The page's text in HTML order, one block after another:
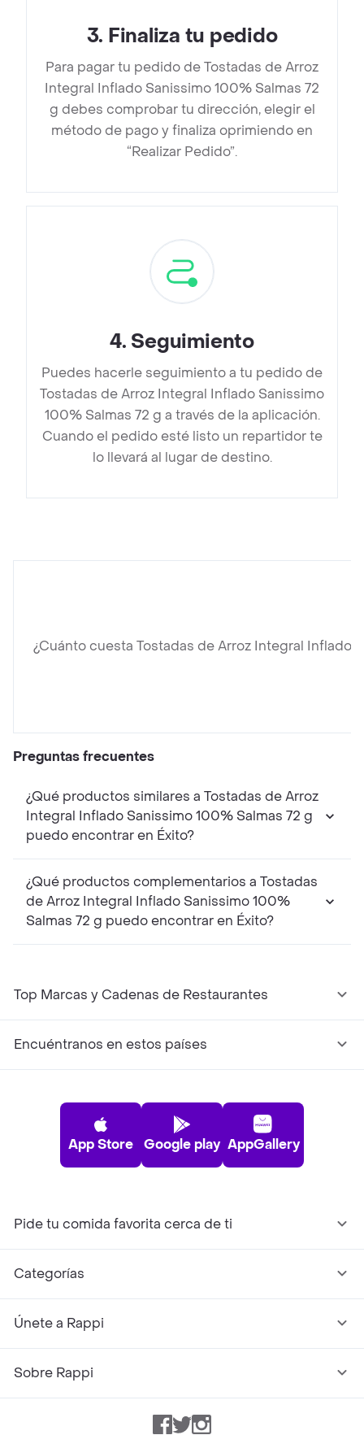
3. Finaliza tu pedido
Para pagar tu pedido de Tostadas de Arroz
Integral Inflado Sanissimo 100% Salmas 72
g debes comprobar tu dirección, elegir el
método de pago y finaliza oprimiendo en
“Realizar Pedido”.
4. Seguimiento
Puedes hacerle seguimiento a tu pedido de
Tostadas de Arroz Integral Inflado Sanissimo
100% Salmas 72 g a través de la aplicación.
Cuando el pedido esté listo un repartidor te
lo llevará al lugar de destino.
¿Cuánto cuesta Tostadas de Arroz Integral Inflado
Preguntas frecuentes
¿Qué productos similares a Tostadas de Arroz
Integral Inflado Sanissimo 100% Salmas 72 g
puedo encontrar en Éxito?
¿Qué productos complementarios a Tostadas
de Arroz Integral Inflado Sanissimo 100%
Salmas 72 g puedo encontrar en Éxito?
Top Marcas y Cadenas de Restaurantes
Encuéntranos en estos países
App Store Google play AppGallery
Pide tu comida favorita cerca de ti
Categorías
Únete a Rappi
Sobre Rappi
Facebook
TwitterInstagram